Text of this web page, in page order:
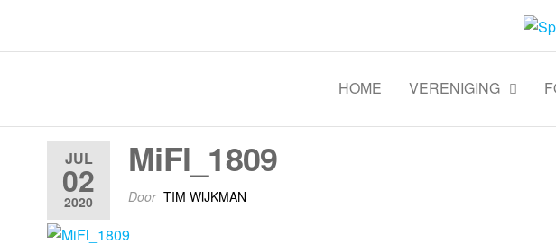
Spoorgroep Luxemburg
HOME VERENIGING
JUL
02
2020
MiFl_1809
Door TIM WIJKMAN